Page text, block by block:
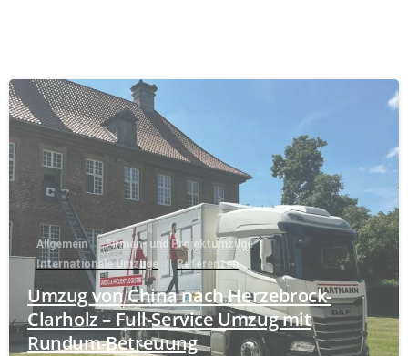
Allgemein
Firmen- und Projektumzüge
Internationale Umzüge
Referenzen
Umzug von China nach Herzebrock-
Clarholz – Full-Service Umzug mit
Rundum-Betreuung